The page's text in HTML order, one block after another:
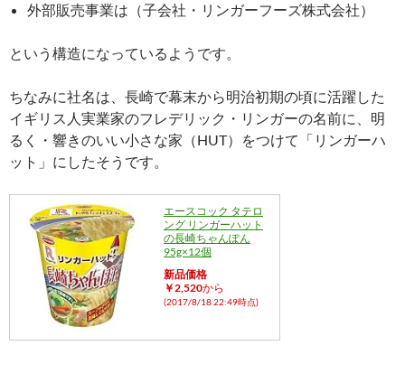
外部販売事業は（子会社・リンガーフーズ株式会社）
という構造になっているようです。
ちなみに社名は、長崎で幕末から明治初期の頃に活躍した
イギリス人実業家のフレデリック・リンガーの名前に、明
るく・響きのいい小さな家（HUT）をつけて「リンガーハ
ット」にしたそうです。
エースコック タテロ
ング リンガーハット
の長崎ちゃんぽん
95g×12個
新品価格
￥2,520から
(2017/8/18 22:49時点)